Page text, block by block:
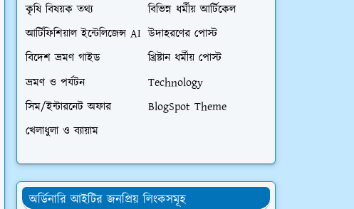
কৃষি বিষয়ক তথ্য
বিভিন্ন ধর্মীয় আর্টিকেল
আর্টিফিশিয়াল ইন্টেলিজেন্স AI উদাহরণের পোস্ট
বিদেশ ভ্রমণ গাইড
খ্রিষ্টান ধর্মীয় পোস্ট
ভ্রমণ ও পর্যটন
Technology
সিম/ইন্টারনেট অফার
BlogSpot Theme
খেলাধুলা ও ব্যায়াম
অর্ডিনারি আইটির জনপ্রিয় লিংকসমূহ